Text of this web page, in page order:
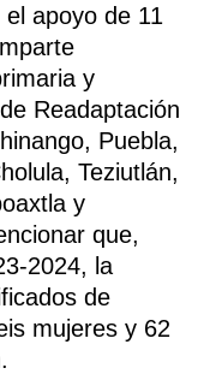
apoyo de 11
y
Readaptación
Puebla,
Teziutlán,
y
que,
2024, la
de
mujeres y 62